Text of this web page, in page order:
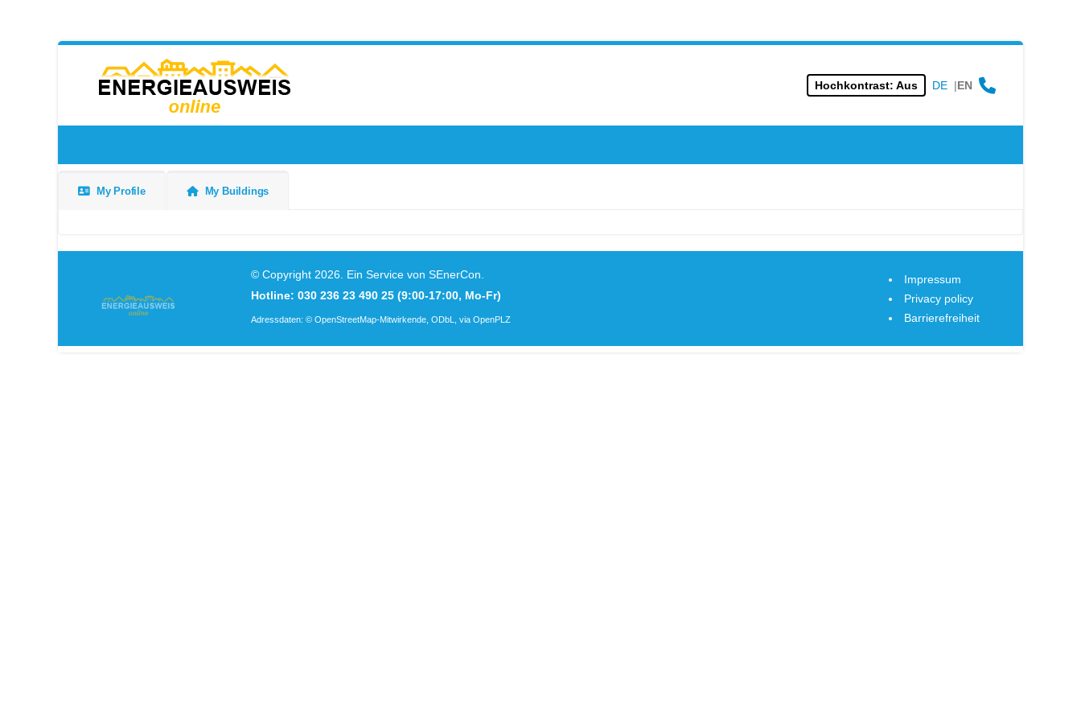
Hochkontrast: Aus DE |EN
My Profile My Buildings
© Copyright 2026. Ein Service von SEnerCon.
Hotline: 030 236 23 490 25 (9:00-17:00, Mo-Fr)
Adressdaten: © OpenStreetMap-Mitwirkende , ODbL, via OpenPLZ
Impressum
Privacy policy
Barrierefreiheit